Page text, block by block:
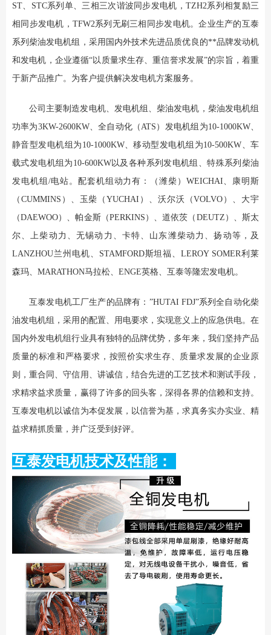
ST、STC系列单、三相三次谐波同步发电机，TZH2系列相复励三
相同步发电机，TFW2系列无刷三相同步发电机。企业生产的互泰
系列柴油发电机组，采用国内外技术先进品质优良的**品牌发动机
和发电机，企业遵循“以质量求生存、重信誉求发展”的宗旨，着重
于新产品推广。为客户提供解决发电机方案服务。
公司主要制造发电机、发电机组、柴油发电机，柴油发电机组
功率为3KW-2600KW、全自动化（ATS）发电机组为10-1000KW、
静音型发电机组为10-1000KW、移动型发电机组为10-500KW、车
载式发电机组为10-600KW以及各种系列发电机组、特殊系列柴油
发电机组/电站。配套机组动力有：（潍柴）WEICHAI、康明斯
（CUMMINS）、玉柴（YUCHAI）、沃尔沃（VOLVO）、大宇
（DAEWOO）、帕金斯（PERKINS）、道依茨（DEUTZ）、斯太
尔、上柴动力、无锡动力、卡特、山东潍柴动力、扬动等，及
LANZHOU兰州电机、STAMFORD斯坦福、LEROY SOMER利莱
森玛、MARATHON马拉松、ENGE英格、互泰等隆宏发电机。
互泰发电机工厂生产的品牌有：”HUTAI FDJ”系列全自动化柴
油发电机组，采用的配置、用电要求，实现意义上的应急供电。在
国内外发电机组行业具有独特的品牌优势，多年来，我们坚持产品
质量的标准和严格要求，按照价实求生存、质量求发展的企业原
则，重合同、守信用、讲诚信，结合先进的工艺技术和测试手段，
求精求益求质量，赢得了许多的回头客，深得各界的信赖和支持。
互泰发电机以诚信为本促发展，以信誉为基，求真务实办实业、精
益求精抓质量，并广泛受到好评。
互泰发电机技术及性能：